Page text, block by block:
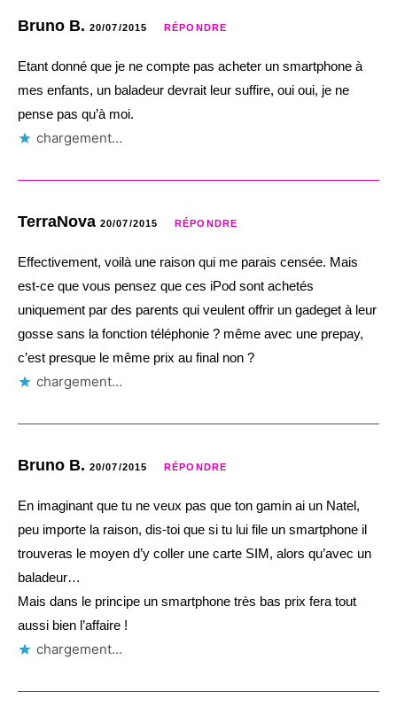
Bruno B. 20/07/2015 RÉPONDRE
Etant donné que je ne compte pas acheter un smartphone à
mes enfants, un baladeur devrait leur suffire, oui oui, je ne
pense pas qu’à moi.
chargement…
TerraNova 20/07/2015 RÉPONDRE
Effectivement, voilà une raison qui me parais censée. Mais
est-ce que vous pensez que ces iPod sont achetés
uniquement par des parents qui veulent offrir un gadeget à leur
gosse sans la fonction téléphonie ? même avec une prepay,
c’est presque le même prix au final non ?
chargement…
Bruno B. 20/07/2015 RÉPONDRE
En imaginant que tu ne veux pas que ton gamin ai un Natel,
peu importe la raison, dis-toi que si tu lui file un smartphone il
trouveras le moyen d’y coller une carte SIM, alors qu’avec un
baladeur…
Mais dans le principe un smartphone très bas prix fera tout
aussi bien l’affaire !
chargement…